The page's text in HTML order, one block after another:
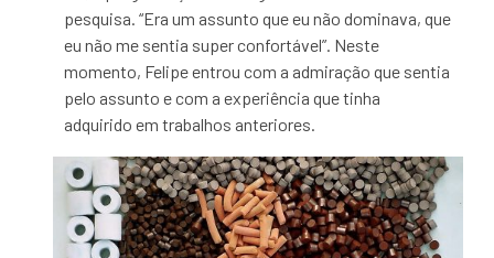
pesquisa. “Era um assunto que eu não dominava, que
eu não me sentia super confortável”. Neste
momento, Felipe entrou com a admiração que sentia
pelo assunto e com a experiência que tinha
adquirido em trabalhos anteriores.